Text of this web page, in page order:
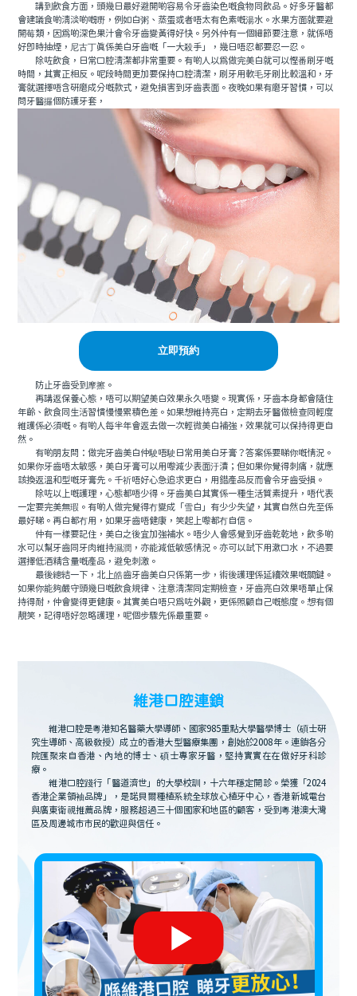
講到飲食方面，頭幾日最好避開啲容易令牙齒染色嘅食物同飲品。好多牙醫都
會建議食啲清淡啲嘅嘢，例如白粥、蒸蛋或者唔太有色素嘅湯水。水果方面就要避
開莓類，因為啲深色果汁會令牙齒變黃得好快。另外仲有一個細節要注意，就係唔
好即時抽煙，尼古丁真係美白牙齒嘅「一大殺手」，幾日唔忍都要忍一忍。
除咗飲食，日常口腔清潔都非常重要。有啲人以為做完美白就可以慳番刷牙嘅
時間，其實正相反。呢段時間更加要保持口腔清潔，刷牙用軟毛牙刷比較溫和，牙
膏就選擇唔含研磨成分嘅款式，避免損害到牙齒表面。夜晚如果有磨牙習慣，可以
問牙醫攞個防護牙套，
立即預約
防止牙齒受到摩擦。
再講返保養心態，唔可以期望美白效果永久唔變。現實係，牙齒本身都會隨住
年齡、飲食同生活習慣慢慢累積色差。如果想維持亮白，定期去牙醫做檢查同輕度
維護係必須嘅。有啲人每半年會返去做一次輕微美白補強，效果就可以保持得更自
然。
有啲朋友問：做完牙齒美白仲駛唔駛日常用美白牙膏？答案係要睇你嘅情況。
如果你牙齒唔太敏感，美白牙膏可以用嚟減少表面汙漬；但如果你覺得刺痛，就應
該換返溫和型嘅牙膏先。千祈唔好心急追求更白，用錯產品反而會令牙齒受損。
除咗以上嘅護理，心態都唔少得。牙齒美白其實係一種生活質素提升，唔代表
一定要完美無瑕。有啲人做完覺得冇變成「雪白」有少少失望，其實自然白先至係
最好睇。再白都冇用，如果牙齒唔健康，笑起上嚟都冇自信。
仲有一樣要記住，美白之後宜加強補水。唔少人會感覺到牙齒乾乾地，飲多啲
水可以幫牙齒同牙肉維持濕潤，亦能減低敏感情況。亦可以試下用漱口水，不過要
選擇低酒精含量嘅產品，避免刺激。
最後總結一下，北上皓齒牙齒美白只係第一步，術後護理係延續效果嘅關鍵。
如果你能夠嚴守頭幾日嘅飲食規律、注意清潔同定期檢查，牙齒亮白效果唔單止保
持得耐，仲會變得更健康。其實美白唔只為咗外觀，更係照顧自己嘅態度。想有個
靚笑，記得唔好忽略護理，呢個步驟先係最重要。
維港口腔連鎖
維港口腔是粵港知名醫藥大學導師、國家985重點大學醫學博士（碩士研
究生導師、高級教授）成立的香港大型醫療集團，創始於2008年。連鎖各分
院匯聚來自香港、內地的博士、碩士專家牙醫，堅持實實在在做好牙科診
療。
維港口腔踐行「醫道濟世」的大學校訓，十六年穩定開診。榮獲「2024
香港企業領袖品牌」，是諾貝爾種植系統全球放心植牙中心，香港新城電台
與廣東衛視推薦品牌，服務超過三十個國家和地區的顧客，受到粵港澳大灣
區及周邊城市市民的歡迎與信任。